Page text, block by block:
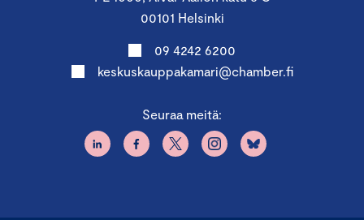
00101 Helsinki
09 4242 6200
keskuskauppakamari@chamber.fi
Seuraa meitä: